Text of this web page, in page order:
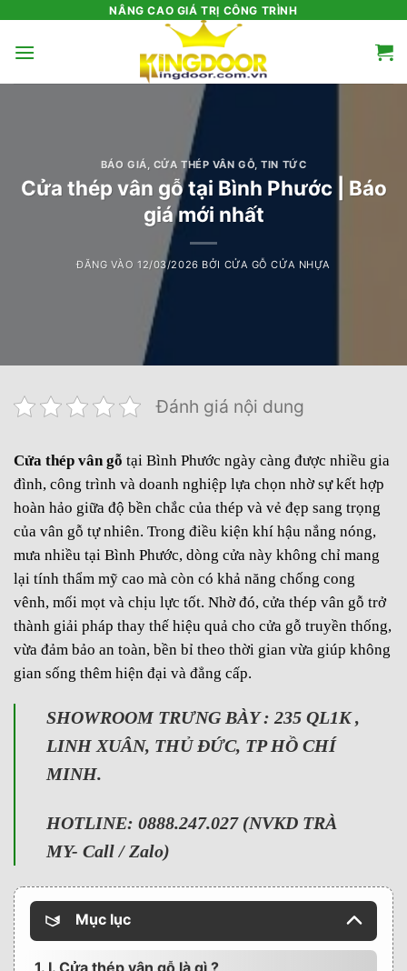
nội
NÂNG CAO GIÁ TRỊ CÔNG TRÌNH
BÁO GIÁ CỬA THÉP VÂN GỖ ,TIN TỨC
Cửa thép vân gỗ tại Bình Phước | Báo
giá mới nhất
ĐĂNG VÀO12/03/2026 BỞI CỬA GỖ CỬA NHỰA
Đánh giá nội dung
Cửa thép vân gỗ tại Bình Phước ngày càng được nhiều gia
đình, công trình và doanh nghiệp lựa chọn nhờ sự kết hợp
hoàn hảo giữa độ bền chắc của thép và vẻ đẹp sang trọng
của vân gỗ tự nhiên. Trong điều kiện khí hậu nắng nóng,
mưa nhiều tại Bình Phước, dòng cửa này không chỉ mang
lại tính thẩm mỹ cao mà còn có khả năng chống cong
vênh, mối mọt và chịu lực tốt. Nhờ đó, cửa thép vân gỗ trở
thành giải pháp thay thế hiệu quả cho cửa gỗ truyền thống,
vừa đảm bảo an toàn, bền bỉ theo thời gian vừa giúp không
gian sống thêm hiện đại và đẳng cấp.
SHOWROOM TRƯNG BÀY : 235 QL1K ,
LINH XUÂN, THỦ ĐỨC, TP HỒ CHÍ
MINH.
HOTLINE: 0888.247.027 (NVKD TRÀ
MY- Call / Zalo)
Mục lục